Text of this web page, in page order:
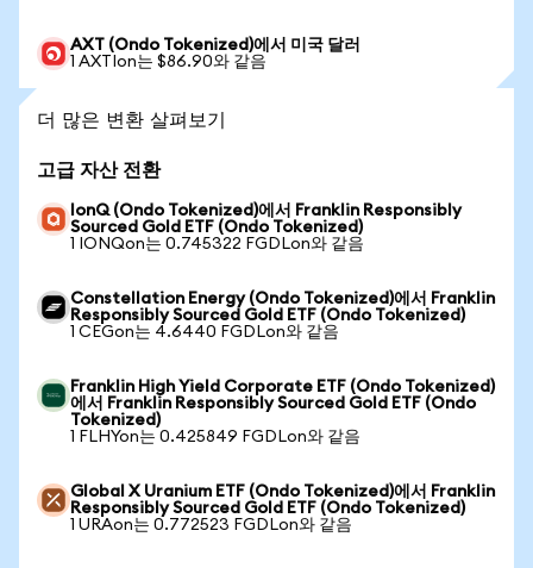
AXT (Ondo Tokenized)에서 미국 달러
1 AXTIon는 $86.90와 같음
더 많은 변환 살펴보기
고급 자산 전환
IonQ (Ondo Tokenized)에서 Franklin Responsibly
Sourced Gold ETF (Ondo Tokenized)
1 IONQon는 0.745322 FGDLon와 같음
Constellation Energy (Ondo Tokenized)에서 Franklin
Responsibly Sourced Gold ETF (Ondo Tokenized)
1 CEGon는 4.6440 FGDLon와 같음
Franklin High Yield Corporate ETF (Ondo Tokenized)
에서 Franklin Responsibly Sourced Gold ETF (Ondo
Tokenized)
1 FLHYon는 0.425849 FGDLon와 같음
Global X Uranium ETF (Ondo Tokenized)에서 Franklin
Responsibly Sourced Gold ETF (Ondo Tokenized)
1 URAon는 0.772523 FGDLon와 같음